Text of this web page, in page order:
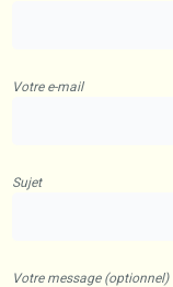
Votre e-mail
Sujet
Votre message (optionnel)